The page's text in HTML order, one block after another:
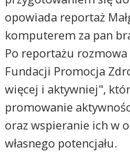
opowiada reportaż
komputerem za pan
Po reportażu rozmowa
Fundacji Promocja
więcej i aktywniej",
promowanie
oraz wspieranie ich w
własnego potencjału.